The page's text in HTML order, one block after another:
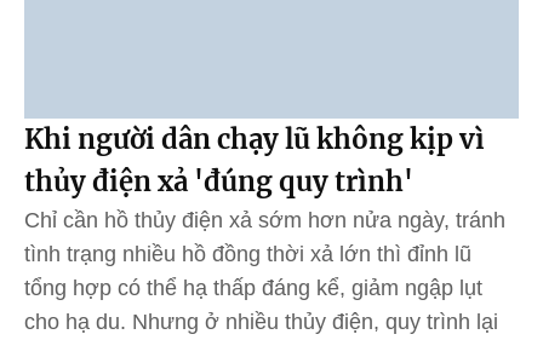
Khi người dân chạy lũ không kịp vì
thủy điện xả 'đúng quy trình'
Chỉ cần hồ thủy điện xả sớm hơn nửa ngày, tránh
tình trạng nhiều hồ đồng thời xả lớn thì đỉnh lũ
tổng hợp có thể hạ thấp đáng kể, giảm ngập lụt
cho hạ du. Nhưng ở nhiều thủy điện, quy trình lại